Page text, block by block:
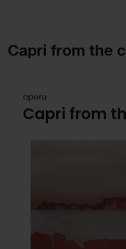
Capri from the
opera
Capri from